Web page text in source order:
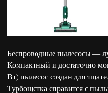
Беспроводные пылесосы —
Компактный и достаточно
Вт) пылесос создан для
Турбощетка справится с